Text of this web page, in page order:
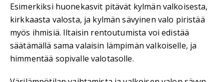
Esimerkiksi huonekasvit pitävät kylmän valkoisesta,
kirkkaasta valosta, ja kylmän sävyinen valo piristää
myös ihmisiä. Iltaisin rentoutumista voi edistää
säätämällä sama valaisin lämpimän valkoiselle, ja
himmentää sopivalle valotasolle.